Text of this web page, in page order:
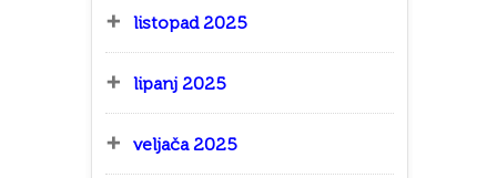
listopad 2025
lipanj 2025
veljača 2025